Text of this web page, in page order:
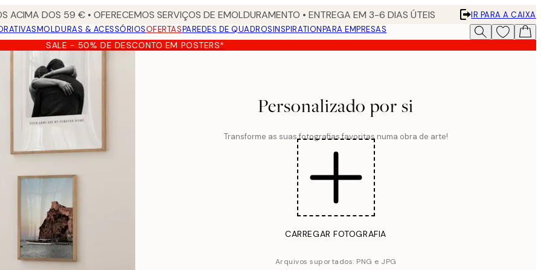
ACIMA DOS 59 € • OFERECEMOS SERVIÇOS DE EMOLDURAMENTO • ENTREGA EM 3-6 DIAS ÚTEIS
IR PARA A CAIXA
MOLDURAS & ACESSÓRIOSOFERTASPAREDES DE QUADROSINSPIRATIONPARA EMPRESAS
SALE - 50% DE DESCONTO EM POSTERS*
Personalizado por si
Transforme as suas fotografias favoritas numa obra de arte!
CARREGAR FOTOGRAFIA
Arquivos suportados: PNG e JPG